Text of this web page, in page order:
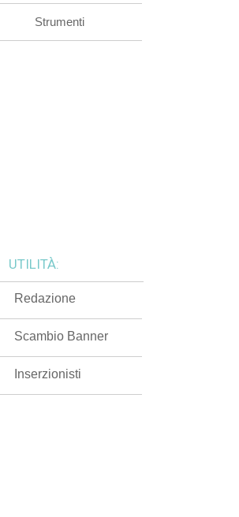
Strumenti
UTILITÀ:
Redazione
Scambio Banner
Inserzionisti